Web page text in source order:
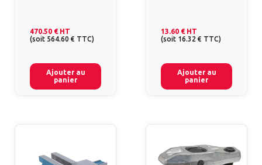
470.50 € HT
(soit 564.60 € TTC)
Ajouter au
panier
13.60 € HT
(soit 16.32 € TTC)
Ajouter au
panier